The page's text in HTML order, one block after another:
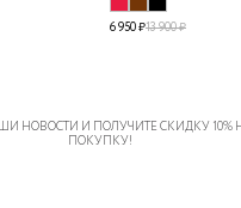
6 950 ₽13 900 ₽
НОВОСТИ И ПОЛУЧИТЕ СКИДКУ
ПОКУПКУ!